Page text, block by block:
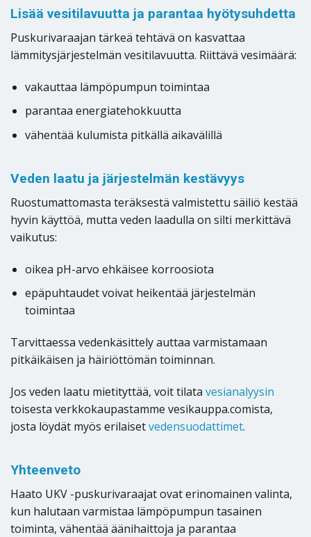
Lisää vesitilavuutta ja parantaa hyötysuhdetta
Puskurivaraajan tärkeä tehtävä on kasvattaa
lämmitysjärjestelmän vesitilavuutta. Riittävä vesimäärä:
vakauttaa lämpöpumpun toimintaa
parantaa energiatehokkuutta
vähentää kulumista pitkällä aikavälillä
Veden laatu ja järjestelmän kestävyys
Ruostumattomasta teräksestä valmistettu säiliö kestää
hyvin käyttöä, mutta veden laadulla on silti merkittävä
vaikutus:
oikea pH-arvo ehkäisee korroosiota
epäpuhtaudet voivat heikentää järjestelmän
toimintaa
Tarvittaessa vedenkäsittely auttaa varmistamaan
pitkäikäisen ja häiriöttömän toiminnan.
Jos veden laatu mietityttää, voit tilata vesianalyysin
toisesta verkkokaupastamme vesikauppa.comista,
josta löydät myös erilaisetvedensuodattimet.
Yhteenveto
Haato UKV -puskurivaraajat ovat erinomainen valinta,
kun halutaan varmistaa lämpöpumpun tasainen
toiminta, vähentää äänihaittoja ja parantaa